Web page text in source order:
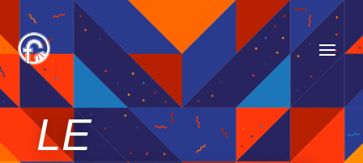
LE